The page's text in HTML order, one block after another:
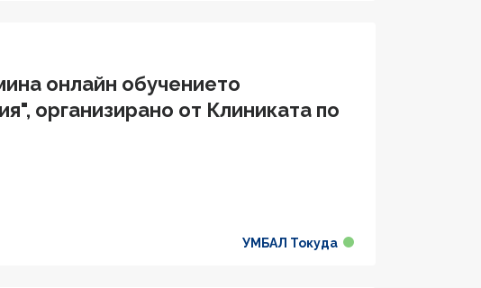
онлайн обучението
организирано от Клиниката по
УМБАЛ Токуда